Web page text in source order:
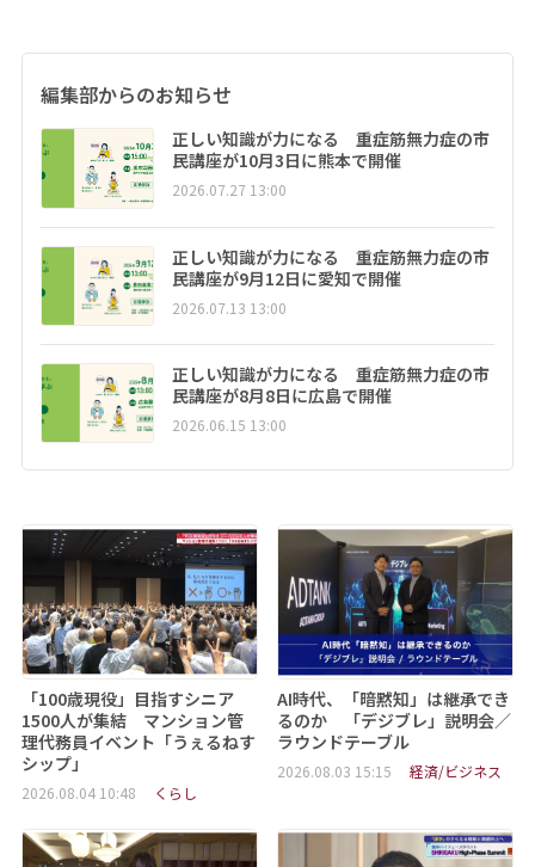
編集部からのお知らせ
正しい知識が力になる 重症筋無力症の市
民講座が10月3日に熊本で開催
2026.07.27 13:00
正しい知識が力になる 重症筋無力症の市
民講座が9月12日に愛知で開催
2026.07.13 13:00
正しい知識が力になる 重症筋無力症の市
民講座が8月8日に広島で開催
2026.06.15 13:00
「100歳現役」目指すシニア
1500人が集結 マンション管
理代務員イベント「うぇるねす
シップ」
2026.08.04 10:48 くらし
AI時代、「暗黙知」は継承でき
るのか 「デジブレ」説明会／
ラウンドテーブル
2026.08.03 15:15 経済/ビジネス